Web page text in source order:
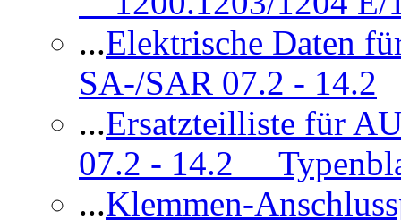
...Elektrische Daten
SA-/SAR 07.2 - 14.2
...Ersatzteilliste für
07.2 - 14.2
...Klemmen-